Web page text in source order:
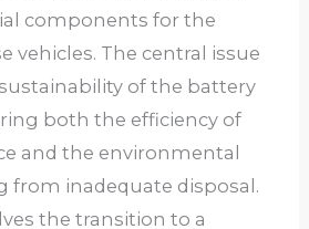
components for the
vehicles. The central issue
of the battery
both the efficiency of
and the environmental
from inadequate disposal.
the transition to a